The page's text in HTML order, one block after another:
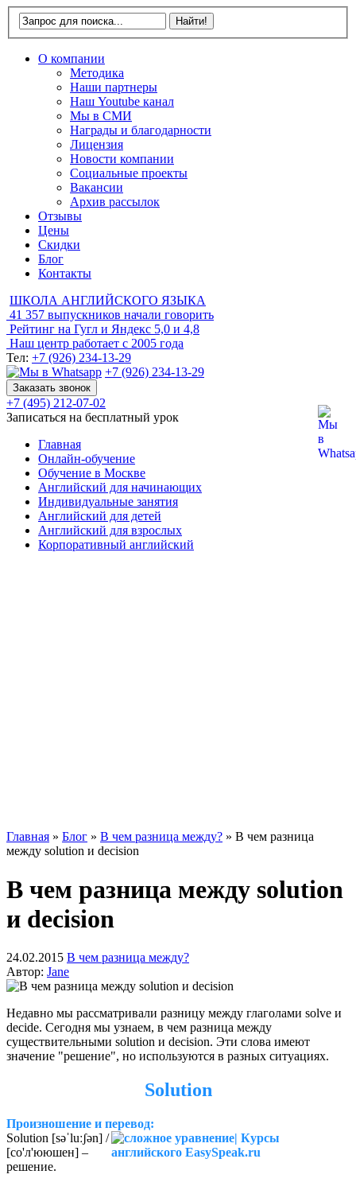
О компании
Методика
Наши партнеры
Наш Youtube канал
Мы в СМИ
Награды и благодарности
Лицензия
Новости компании
Социальные проекты
Вакансии
Архив рассылок
Отзывы
Цены
Скидки
Блог
Контакты
ШКОЛА АНГЛИЙСКОГО ЯЗЫКА
41 357 выпускников начали говорить
Рейтинг на Гугл и Яндекс 5,0 и 4,8
Наш центр работает с 2005 года
Тел: +7 (926) 234-13-29
+7 (926) 234-13-29
Заказать звонок
+7 (495) 212-07-02
Записаться на бесплатный урок
Главная
Онлайн-обучение
Обучение в Москве
Английский для начинающих
Индивидуальные занятия
Английский для детей
Английский для взрослых
Корпоративный английский
Главная » Блог » В чем разница между? » В чем разница
между solution и decision
В чем разница между solution
и decision
24.02.2015 В чем разница между?
Автор: Jane
Недавно мы рассматривали разницу между глаголами solve и
decide. Сегодня мы узнаем, в чем разница между
существительными solution и decision. Эти слова имеют
значение "решение", но используются в разных ситуациях.
Solution
Произношение и перевод:
Solution [səˈluːʃən] /
[со'л'ююшен] –
решение.